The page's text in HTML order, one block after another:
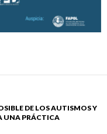
DE LOS AUTISMOS Y
UNA PRÁCTICA